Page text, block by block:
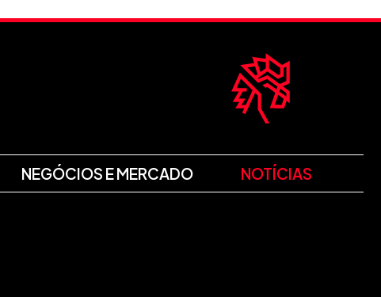
NEGÓCIOS E MERCADO NOTÍCIAS